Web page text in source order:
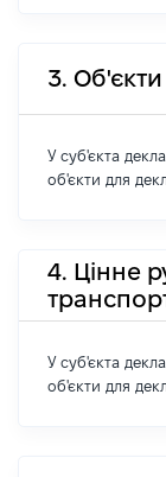
3.
У суб'єкта
об'єкти для
4. Цінне
У суб'єкта
об'єкти для